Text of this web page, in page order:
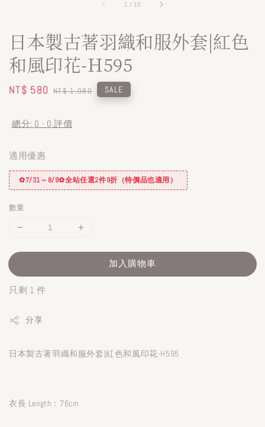
1 / 10
日本製古著羽織和服外套|紅色
和風印花-H595
Sale
NT$ 580 Regular
NT$ 1,080 SALE
總分: 0 - 0 評價
適用優惠
✿7/31～8/9✿全站任選2件9折（特價品也適用）
數量
加入購物車
只剩 1 件
分享
日本製古著羽織和服外套|紅色和風印花-H595
衣長 Length：76cm